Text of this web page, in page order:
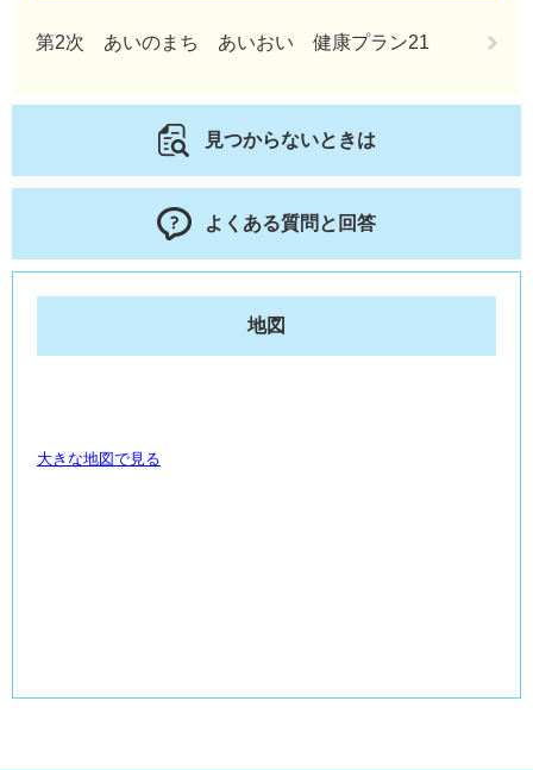
第2次 あいのまち あいおい 健康プラン21
見つからないときは
よくある質問と回答
地図
大きな地図で見る